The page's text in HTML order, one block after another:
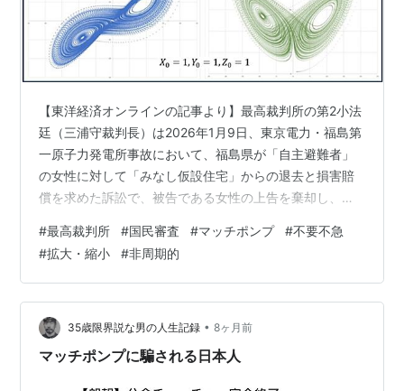
【東洋経済オンラインの記事より】最高裁判所の第2小法
廷（三浦守裁判長）は2026年1月9日、東京電力・福島第
一原子力発電所事故において、福島県が「自主避難者」
の女性に対して「みなし仮設住宅」からの退去と損害賠
償を求めた訴訟で、被告である女性の上告を棄却し、県
公務員宿舎を避難先の「みなし仮設住宅」として供与さ
れたが、その後の県による住宅提供の打ち切りおよび退
去方針は不当だと主張。退去を拒否した。これに対して
福島県は退去と家賃分の損害賠償を求めて提訴。今般、
女性の主張は退けられ、最高裁で判決が確定した。 この
ような結論だけを聞くと、ありきたりな判決…
#最高裁判所 #国民審査 #マッチポンプ #不要不急
#拡大・縮小 #非周期的
35歳限界説な男の人生記録 • 8ヶ月前
マッチポンプに騙される日本人